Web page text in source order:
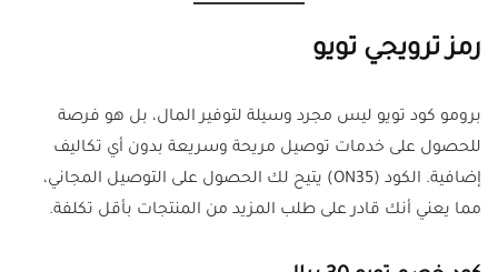
رمز ترويجي تويو
برومو كود تويو ليس مجرد وسيلة لتوفير المال، بل هو فرصة
للحصول على خدمات توصيل مريحة وسريعة بدون أي تكاليف
إضافية. الكود (ON35) يتيح لك الحصول على التوصيل المجاني،
مما يعني أنك قادر على طلب المزيد من المنتجات بأقل تكلفة.